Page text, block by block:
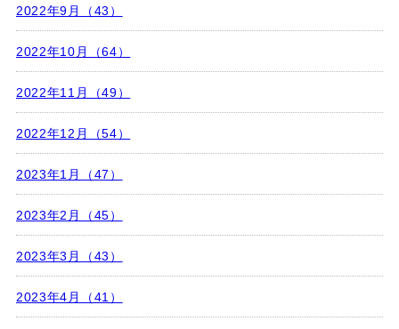
2022年9月（43）
2022年10月（64）
2022年11月（49）
2022年12月（54）
2023年1月（47）
2023年2月（45）
2023年3月（43）
2023年4月（41）